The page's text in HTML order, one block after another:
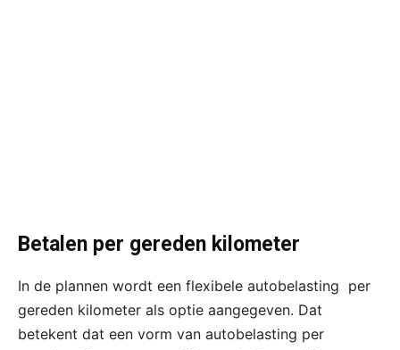
Betalen per gereden kilometer
In de plannen wordt een flexibele autobelasting per
gereden kilometer als optie aangegeven. Dat
betekent dat een vorm van autobelasting per